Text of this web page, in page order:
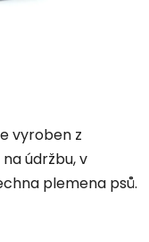
vyroben z
údržbu, v
plemena psů.